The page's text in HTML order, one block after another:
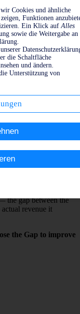
finden
the gap between the
revenue it
the Gap to improve
Cookies und ähnliche
Funktionen
Ein Klick aufAlles
sowie die Weitergabe an
die Schaltfläche
und ändern.
Unterstützung von